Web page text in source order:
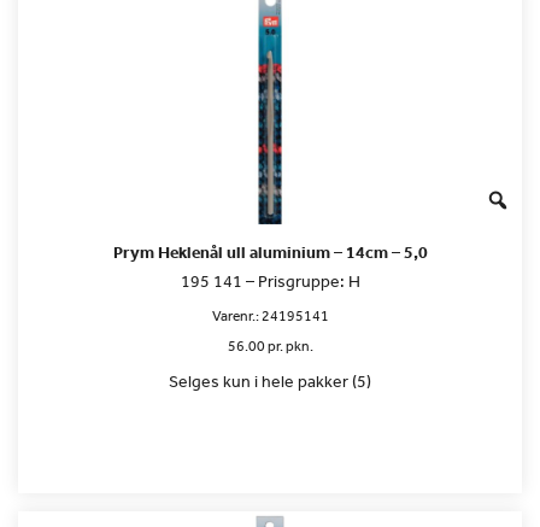
Prym Heklenål ull aluminium – 14cm – 5,0
195 141 – Prisgruppe: H
Varenr.:24195141
56.00 pr. pkn.
Selges kun i hele pakker (5)